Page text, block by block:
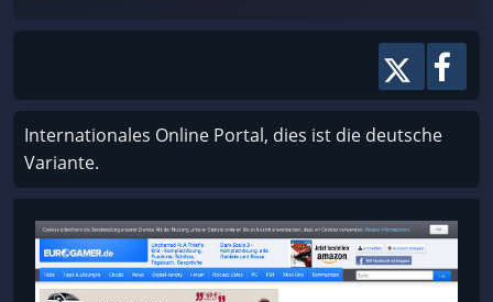
Internationales Online Portal, dies ist die deutsche
Variante.